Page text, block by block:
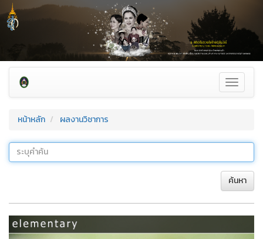
Toggle
หน้าหลัก
ผลงานวิชาการ
ค้นหา